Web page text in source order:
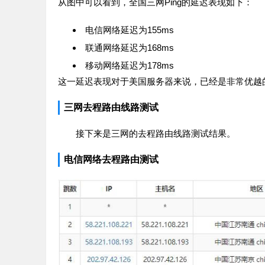
从图中可以看到，全国三网Ping的延迟表现如下：
电信网络延迟为155ms
联通网络延迟为168ms
移动网络延迟为178ms
这一延迟表现对于美国服务器来说，已经是非常优越
三网去程路由线路测试
接下来是三网的去程路由线路测试结果。
电信网络去程路由测试